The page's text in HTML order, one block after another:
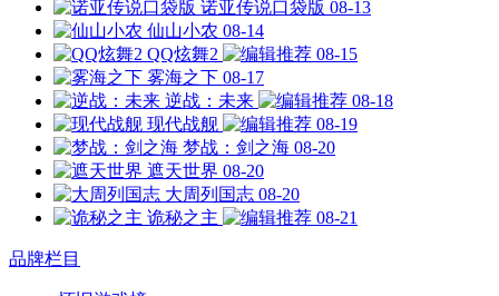
诺亚传说口袋版 08-13
仙山小农 08-14
QQ炫舞2
08-15
雾海之下 08-17
逆战：未来
08-18
现代战舰
08-19
梦战：剑之海 08-20
遮天世界 08-20
大周列国志 08-20
诡秘之主
08-21
品牌栏目